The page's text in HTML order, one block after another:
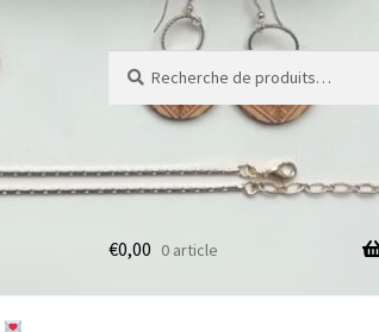
pour :
€0,00 0 article